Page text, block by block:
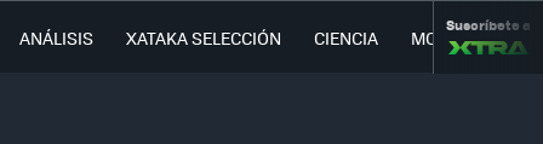
ANÁLISIS XATAKA SELECCIÓN CIENCIA MOVILIDAD
Suscríbete a